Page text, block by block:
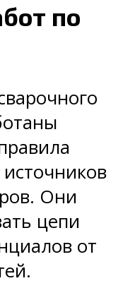
по
Они
цепи
от